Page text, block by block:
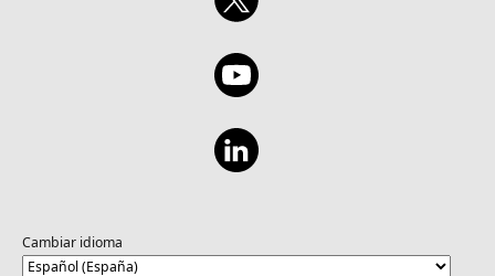
Cambiar idioma